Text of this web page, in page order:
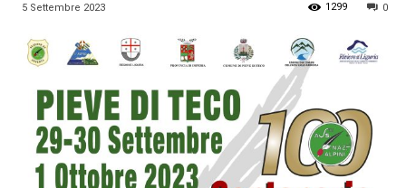
5 Settembre 2023 0
1299